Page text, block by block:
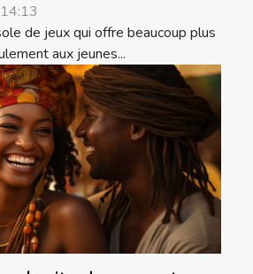
de jeux qui offre beaucoup plus
aux jeunes...